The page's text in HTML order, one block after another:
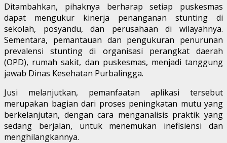
Ditambahkan, pihaknya berharap setiap puskesmas
dapat mengukur kinerja penanganan stunting di
sekolah, posyandu, dan perusahaan di wilayahnya.
Sementara, pemantauan dan pengukuran penurunan
prevalensi stunting di organisasi perangkat daerah
(OPD), rumah sakit, dan puskesmas, menjadi tanggung
jawab Dinas Kesehatan Purbalingga.
Jusi melanjutkan, pemanfaatan aplikasi tersebut
merupakan bagian dari proses peningkatan mutu yang
berkelanjutan, dengan cara menganalisis praktik yang
sedang berjalan, untuk menemukan inefisiensi dan
menghilangkannya.